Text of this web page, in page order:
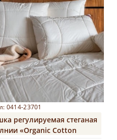
0414-23701
регулируемая стеганая
«Organic Cotton